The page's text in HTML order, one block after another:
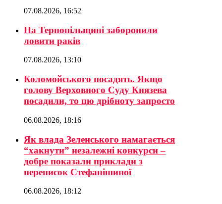
07.08.2026, 16:52
На Тернопільщині заборонили
ловити раків
07.08.2026, 13:10
Коломойського посадять. Якщо
голову Верховного Суду Князева
посадили, то цю дрібноту запросто
06.08.2026, 18:16
Як влада Зеленського намагається
“хакнути” незалежні конкурси –
добре показали приклади з
переписок Стефанішиної
06.08.2026, 18:12